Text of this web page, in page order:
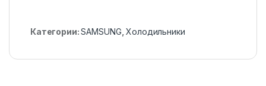
Категории:SAMSUNG ,Холодильники